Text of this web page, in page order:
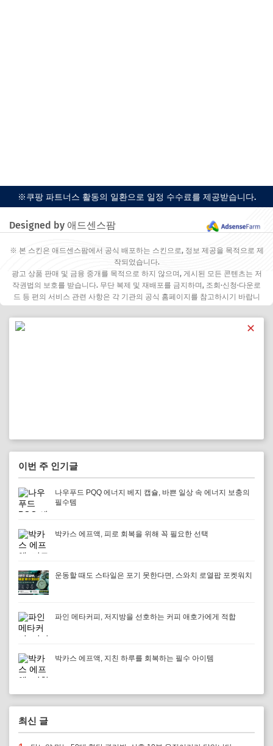
※쿠팡 파트너스 활동의 일환으로 일정 수수료를 제공받습니다.
Designed by 애드센스팜
※ 본 스킨은 애드센스팜에서 공식 배포하는 스킨으로, 정보 제공을 목적으로 제
작되었습니다.
광고 상품 판매 및 금융 중개를 목적으로 하지 않으며, 게시된 모든 콘텐츠는 저
작권법의 보호를 받습니다. 무단 복제 및 재배포를 금지하며, 조회·신청·다운로
드 등 편의 서비스 관련 사항은 각 기관의 공식 홈페이지를 참고하시기 바랍니
✕
이번 주 인기글
나우푸드 PQQ 에너지 베지 캡슐, 바쁜 일상 속 에너지 보충의
필수템
박카스 에프액, 피로 회복을 위해 꼭 필요한 선택
운동할 때도 스타일은 포기 못한다면, 스와치 로열팝 포켓워치
파인 메타커피, 저지방을 선호하는 커피 애호가에게 적합
박카스 에프액, 지친 하루를 회복하는 필수 아이템
최신 글